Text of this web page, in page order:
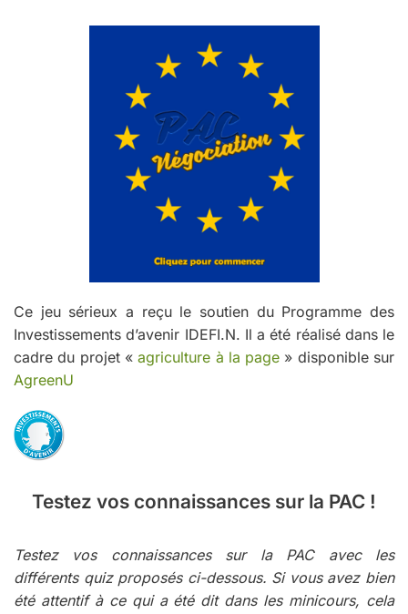
Ce jeu sérieux a reçu le soutien du Programme des
Investissements d’avenir IDEFI.N. Il a été réalisé dans le
cadre du projet «agriculture à la page » disponible sur
AgreenU
Testez vos connaissances sur la PAC !
Testez vos connaissances sur la PAC avec les
différents quiz proposés ci-dessous. Si vous avez bien
été attentif à ce qui a été dit dans les minicours, cela